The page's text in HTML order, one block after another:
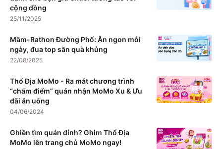
cộng đồng
25/11/2025
Măm-Rathon Đường Phố: Ăn ngon mỗi
ngày, đua top săn quà khủng
22/08/2025
Thổ Địa MoMo - Ra mắt chương trình
“chấm điểm” quán nhận MoMo Xu & Ưu
đãi ăn uống
04/06/2024
Ghiền tìm quán đỉnh? Ghim Thổ Địa
MoMo lên trang chủ MoMo ngay!